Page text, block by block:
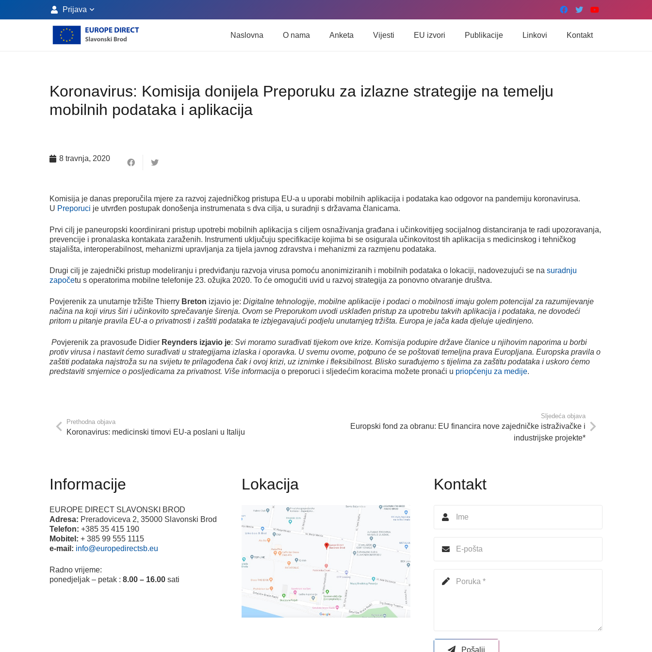
Prijava
Naslovna O nama Anketa Vijesti EU izvori Publikacije Linkovi Kontakt
Koronavirus: Komisija donijela Preporuku za izlazne strategije na temelju
mobilnih podataka i aplikacija
8 travnja, 2020
Komisija je danas preporučila mjere za razvoj zajedničkog pristupa EU-a u uporabi mobilnih aplikacija i podataka kao odgovor na pandemiju koronavirusa.
U Preporuci je utvrđen postupak donošenja instrumenata s dva cilja, u suradnji s državama članicama.
Prvi cilj je paneuropski koordinirani pristup upotrebi mobilnih aplikacija s ciljem osnaživanja građana i učinkovitijeg socijalnog distanciranja te radi upozoravanja,
prevencije i pronalaska kontakata zaraženih. Instrumenti uključuju specifikacije kojima bi se osigurala učinkovitost tih aplikacija s medicinskog i tehničkog
stajališta, interoperabilnost, mehanizmi upravljanja za tijela javnog zdravstva i mehanizmi za razmjenu podataka.
Drugi cilj je zajednički pristup modeliranju i predviđanju razvoja virusa pomoću anonimiziranih i mobilnih podataka o lokaciji, nadovezujući se na suradnju
započetu s operatorima mobilne telefonije 23. ožujka 2020. To će omogućiti uvid u razvoj strategija za ponovno otvaranje društva.
Povjerenik za unutarnje tržište Thierry Breton izjavio je: Digitalne tehnologije, mobilne aplikacije i podaci o mobilnosti imaju golem potencijal za razumijevanje
načina na koji virus širi i učinkovito sprečavanje širenja. Ovom se Preporukom uvodi usklađen pristup za upotrebu takvih aplikacija i podataka, ne dovodeći
pritom u pitanje pravila EU-a o privatnosti i zaštiti podataka te izbjegavajući podjelu unutarnjeg tržišta. Europa je jača kada djeluje ujedinjeno.
Povjerenik za pravosuđe Didier Reynders izjavio je: Svi moramo surađivati tijekom ove krize. Komisija podupire države članice u njihovim naporima u borbi
protiv virusa i nastavit ćemo surađivati u strategijama izlaska i oporavka. U svemu ovome, potpuno će se poštovati temeljna prava Europljana. Europska pravila o
zaštiti podataka najstroža su na svijetu te prilagođena čak i ovoj krizi, uz iznimke i fleksibilnost. Blisko surađujemo s tijelima za zaštitu podataka i uskoro ćemo
predstaviti smjernice o posljedicama za privatnost. Više informacija o preporuci i sljedećim koracima možete pronaći u priopćenju za medije.
Prethodna objava
Koronavirus: medicinski timovi EU-a poslani u Italiju
Sljedeća objava
Europski fond za obranu: EU financira nove zajedničke istraživačke i
industrijske projekte*
Informacije
EUROPE DIRECT SLAVONSKI BROD
Adresa: Preradoviceva 2, 35000 Slavonski Brod
Telefon: +385 35 415 190
Mobitel: + 385 99 555 1115
e-mail: info@europedirectsb.eu
Radno vrijeme:
ponedjeljak – petak : 8.00 – 16.00 sati
Lokacija Kontakt
Pošalji